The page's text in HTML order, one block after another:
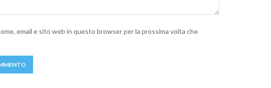
email e sito web in questo browser per la prossima volta che